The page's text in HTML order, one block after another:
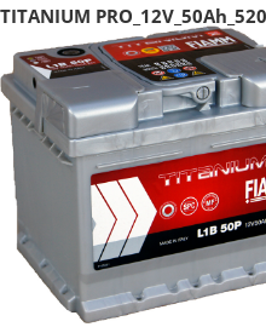
TITANIUM